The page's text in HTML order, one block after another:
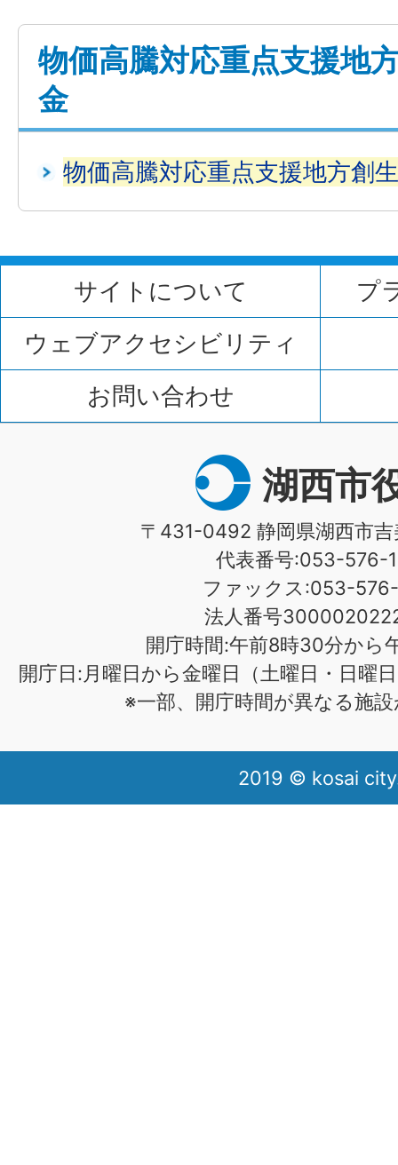
物価高騰対応重点支援地
金
物価高騰対応重点支援地方創
サイトについて
プ
ウェブアクセシビリティ
お問い合わせ
湖西市
〒431-0492 静岡県湖西市
代表番号:053-576-
ファックス:053-576-
法人番号
開庁時間:午前8時30分から
開庁日:月曜日から金曜日（土曜日・日曜
※一部、開庁時間が異なる施
2019 © kosai